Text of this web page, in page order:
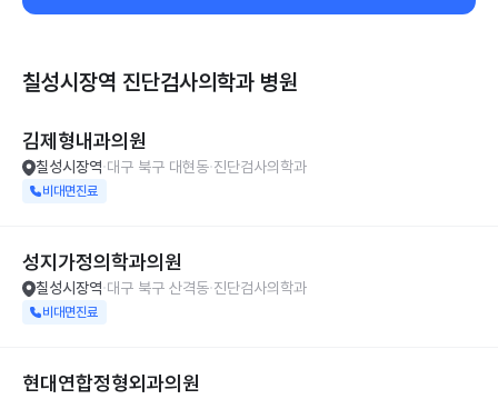
칠성시장역 진단검사의학과 병원
김제형내과의원
칠성시장역 대구 북구 대현동 진단검사의학과
비대면진료
성지가정의학과의원
칠성시장역 대구 북구 산격동 진단검사의학과
비대면진료
현대연합정형외과의원